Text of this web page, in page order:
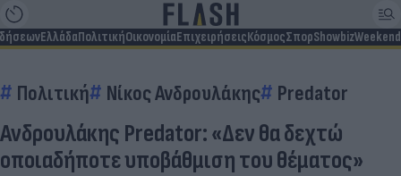
ΕλλάδαΠολιτικήΟικονομίαΕπιχειρήσειςΚόσμοςΣπορShowbizWeekend
Πολιτική Νίκος Ανδρουλάκης Predator
Ανδρουλάκης Predator: «Δεν θα δεχτώ
οποιαδήποτε υποβάθμιση του θέματος»